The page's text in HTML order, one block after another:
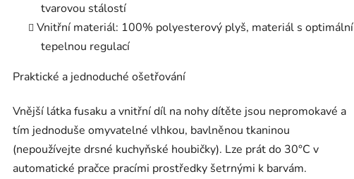
tvarovou stálostí
Vnitřní materiál: 100% polyesterový plyš, materiál s optimální
tepelnou regulací
Praktické a jednoduché ošetřování
Vnější látka fusaku a vnitřní díl na nohy dítěte jsou nepromokavé a
tím jednoduše omyvatelné vlhkou, bavlněnou tkaninou
(nepoužívejte drsné kuchyňské houbičky). Lze prát do 30°C v
automatické pračce pracími prostředky šetrnými k barvám.